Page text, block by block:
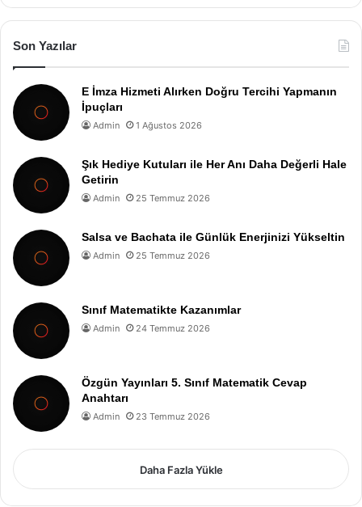
Son Yazılar
E İmza Hizmeti Alırken Doğru Tercihi Yapmanın
İpuçları
Admin 1 Ağustos 2026
Şık Hediye Kutuları ile Her Anı Daha Değerli Hale
Getirin
Admin 25 Temmuz 2026
Salsa ve Bachata ile Günlük Enerjinizi Yükseltin
Admin 25 Temmuz 2026
Sınıf Matematikte Kazanımlar
Admin 24 Temmuz 2026
Özgün Yayınları 5. Sınıf Matematik Cevap
Anahtarı
Admin 23 Temmuz 2026
Daha Fazla Yükle